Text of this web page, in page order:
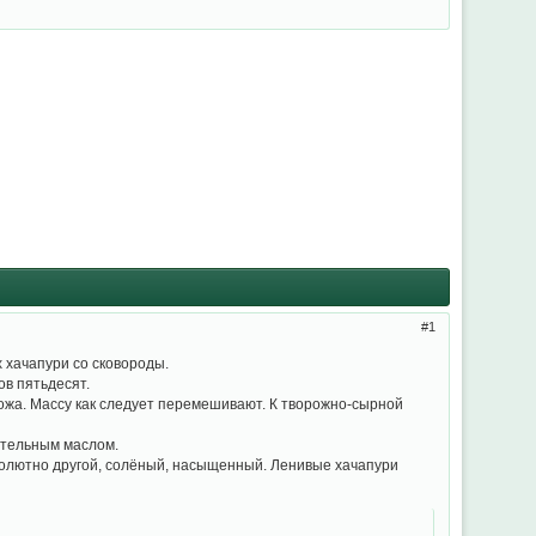
1
со сковороды.
пятьдесят.
Массу как следует перемешивают. К творожно-сырной
маслом.
другой, солёный, насыщенный. Ленивые хачапури